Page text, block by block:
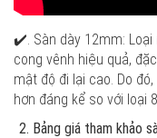
✔️. Sàn dày 12mm: Loại
cong vênh hiệu quả,
mật độ đi lại cao. Do
hơn đáng kể so với loại
Bảng giá tham khảo